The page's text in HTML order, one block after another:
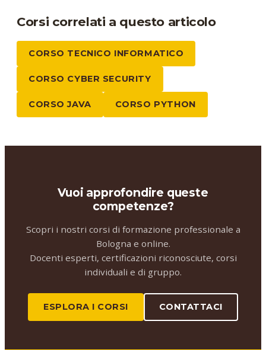
Corsi correlati a questo articolo
CORSO TECNICO INFORMATICO
CORSO CYBER SECURITY
CORSO JAVA CORSO PYTHON
Vuoi approfondire queste
competenze?
Scopri i nostri corsi di formazione professionale a
Bologna e online.
Docenti esperti, certificazioni riconosciute, corsi
individuali e di gruppo.
ESPLORA I CORSI CONTATTACI